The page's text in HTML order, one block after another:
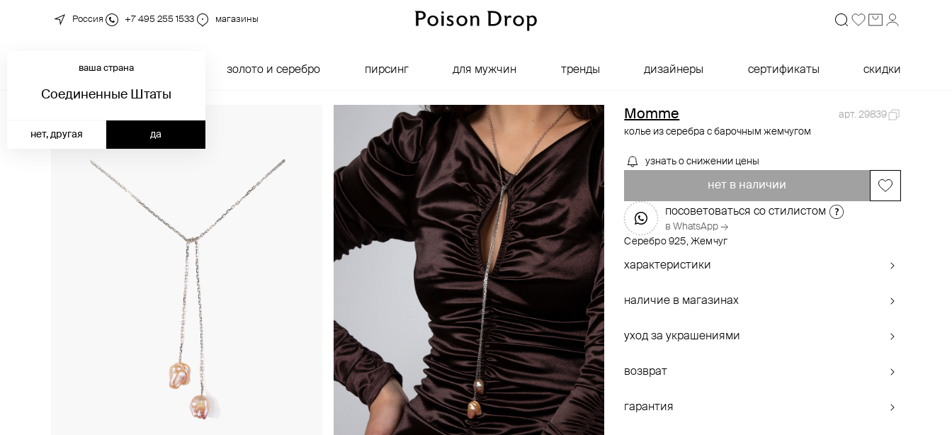
Россия +7 495 255 1533 магазины
новинки золото и серебро пирсинг для мужчин тренды дизайнеры сертификаты скидки
ваша страна
Соединенные Штаты
да
нет, другая
Momme
арт. 29839
колье из серебра с барочным жемчугом
узнать о снижении цены
нет в наличии
посоветоваться со стилистом
в WhatsApp →
Серебро 925, Жемчуг
характеристики
наличие в магазинах
уход за украшениями
возврат
гарантия